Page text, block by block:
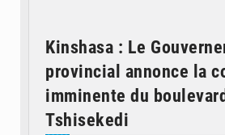
Kinshasa : Le
provincial annonce la
imminente du
Tshisekedi